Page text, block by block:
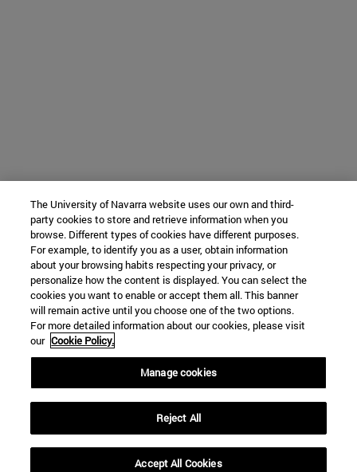
The University of Navarra website uses our own and third-
party cookies to store and retrieve information when you
browse. Different types of cookies have different purposes.
For example, to identify you as a user, obtain information
about your browsing habits respecting your privacy, or
personalize how the content is displayed. You can select the
cookies you want to enable or accept them all. This banner
will remain active until you choose one of the two options.
For more detailed information about our cookies, please visit
our Cookie Policy.
Manage cookies
Reject All
Accept All Cookies